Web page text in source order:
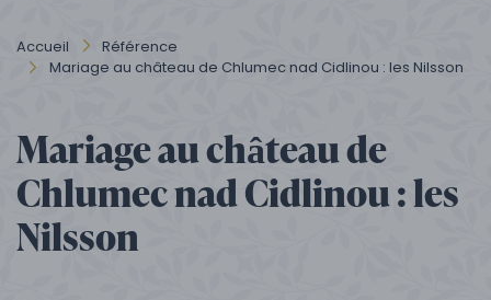
Accueil
Référence
Mariage au château de Chlumec nad Cidlinou : les Nilsson
Mariage au château de
Chlumec nad Cidlinou : les
Nilsson